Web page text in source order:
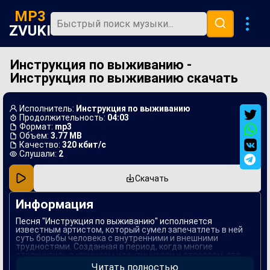
MP3
ZVUKI
Главная
Новинки
Популярная
В машину
Музыка 80х
Ремиксы
Инструкция по выживанию -
Инструкция по выживанию скачать
Исполнитель: Инструкция по выживанию
Продолжительность: 04:03
Формат: mp3
Объем: 3.77 MB
Качество: 320 кбит/с
Слушали: 2
Скачать
Информация
Песня "Инструкция по выживанию" исполняется
известным артистом, который сумел запечатлеть в ней
суть борьбы человека с внутренними и внешними
трудностями. Созданная в период, когда многие
столкнулись с кризисом идентичности и стрессом, эта
композиция стала своеобразным манифестом и
Читать полностью